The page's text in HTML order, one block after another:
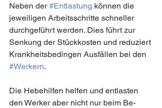
Neben der #Entlastung können die
jeweiligen Arbeitsschritte schneller
durchgeführt werden. Dies führt zur
Senkung der Stückkosten und reduziert
Krankheitsbedingen Ausfällen bei den
#Werkern.
Die Hebehilfen helfen und entlasten
den Werker aber nicht nur beim Be-